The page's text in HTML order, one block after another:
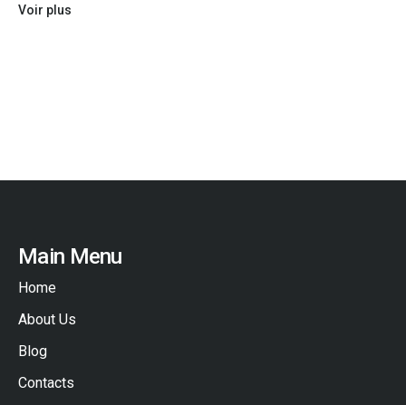
Voir plus
Main Menu
Home
About Us
Blog
Contacts